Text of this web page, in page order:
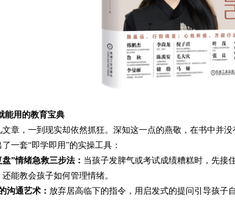
能用的教育宝典
章，一到现实却依然抓狂。深知这一点的燕敬，在书中并
了一套“即学即用”的实操工具：
”情绪急救三步法： 当孩子发脾气或考试成绩糟糕时，先接
能教会孩子如何管理情绪。
沟通艺术： 放弃居高临下的指令，用启发式的提问引导孩子